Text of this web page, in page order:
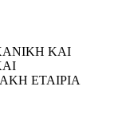
ΚΑΙ
ΕΤΑΙΡΙΑ